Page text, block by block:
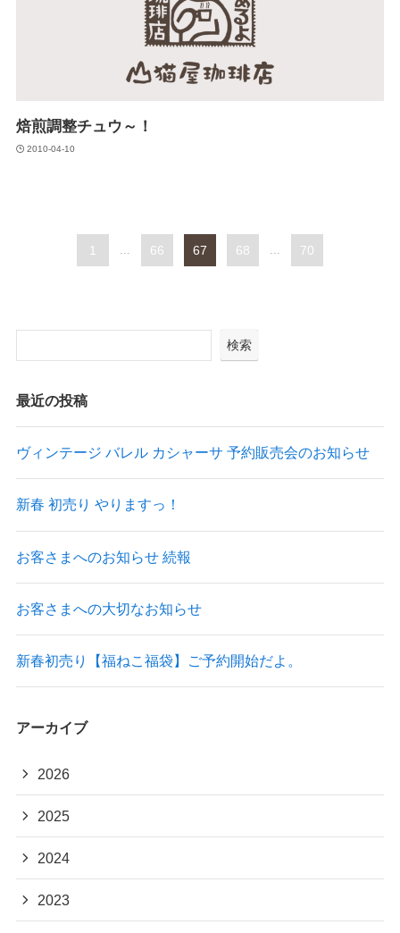
焙煎調整チュウ～！
2010-04-10
1 ... 66 67 68 ... 70
検索
最近の投稿
ヴィンテージ バレル カシャーサ 予約販売会のお知らせ
新春 初売り やりますっ！
お客さまへのお知らせ 続報
お客さまへの大切なお知らせ
新春初売り【福ねこ福袋】ご予約開始だよ。
アーカイブ
2026
2025
2024
2023